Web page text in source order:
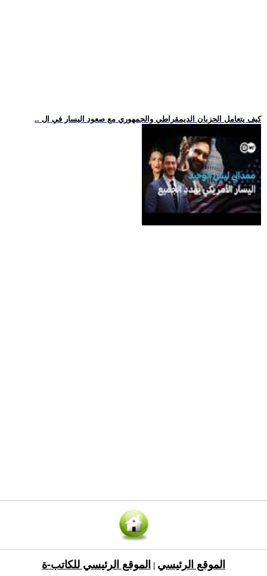
.. كيف يتعامل الحزبان الديمقراطي والجمهوري مع صعود اليسار في ال
الموقع الرئيسي الموقع الرئيسي للكاتب-ة